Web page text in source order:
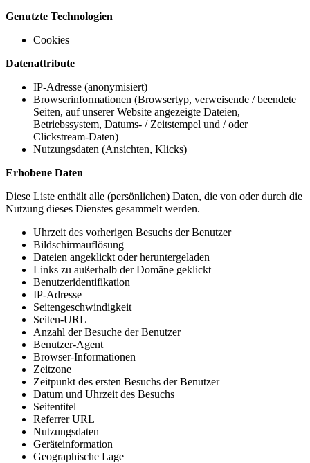
Genutzte Technologien
Cookies
Datenattribute
IP-Adresse (anonymisiert)
Browserinformationen (Browsertyp, verweisende / beendete
Seiten, auf unserer Website angezeigte Dateien,
Betriebssystem, Datums- / Zeitstempel und / oder
Clickstream-Daten)
Nutzungsdaten (Ansichten, Klicks)
Erhobene Daten
Diese Liste enthält alle (persönlichen) Daten, die von oder durch die
Nutzung dieses Dienstes gesammelt werden.
Uhrzeit des vorherigen Besuchs der Benutzer
Bildschirmauflösung
Dateien angeklickt oder heruntergeladen
Links zu außerhalb der Domäne geklickt
Benutzeridentifikation
IP-Adresse
Seitengeschwindigkeit
Seiten-URL
Anzahl der Besuche der Benutzer
Benutzer-Agent
Browser-Informationen
Zeitzone
Zeitpunkt des ersten Besuchs der Benutzer
Datum und Uhrzeit des Besuchs
Seitentitel
Referrer URL
Nutzungsdaten
Geräteinformation
Geographische Lage